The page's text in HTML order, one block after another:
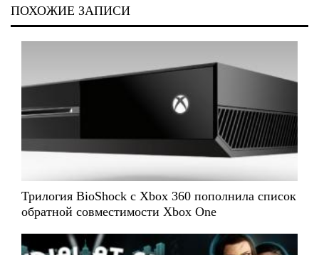
ПОХОЖИЕ ЗАПИСИ
Трилогия BioShock с Xbox 360 пополнила список
обратной совместимости Xbox One